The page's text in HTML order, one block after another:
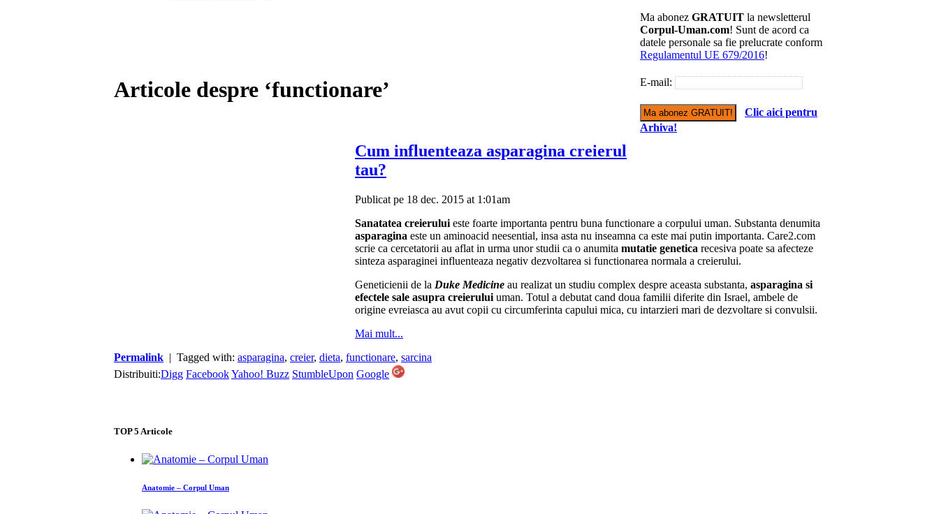
Ma abonez GRATUIT la newsletterul
Corpul-Uman.com! Sunt de acord ca
datele personale sa fie prelucrate conform
Regulamentul UE 679/2016!
E-mail:
Clic aici pentru
Arhiva!
Articole despre ‘functionare’
Cum influenteaza asparagina creierul
tau?
Publicat pe 18 dec. 2015 at 1:01am
Sanatatea creierului este foarte importanta pentru buna functionare a corpului uman. Substanta denumita
asparagina este un aminoacid neesential, insa asta nu inseamna ca este mai putin importanta. Care2.com
scrie ca cercetatorii au aflat in urma unor studii ca o anumita mutatie genetica recesiva poate sa afecteze
sinteza asparaginei influenteaza negativ dezvoltarea si functionarea normala a creierului.
Geneticienii de la Duke Medicine au realizat un studiu complex despre aceasta substanta, asparagina si
efectele sale asupra creierului uman. Totul a debutat cand doua familii diferite din Israel, ambele de
origine evreiasca au avut copii cu circumferinta capului mica, cu intarzieri mari de dezvoltare si convulsii.
Mai mult...
Permalink | Tagged with: asparagina, creier, dieta, functionare, sarcina
Distribuiti:Digg FacebookYahoo! Buzz StumbleUpon Google
TOP5 Articole
Anatomie – Corpul Uman